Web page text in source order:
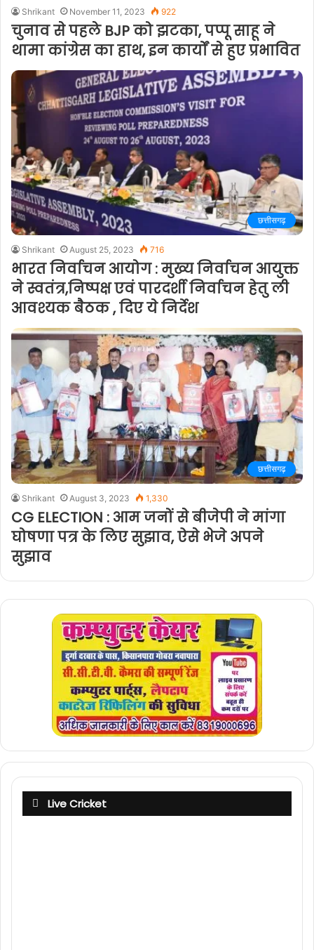
Shrikant November 11, 2023 922
चुनाव से पहले BJP को झटका, पप्पू साहू ने
थामा कांग्रेस का हाथ, इन कार्यों से हुए प्रभावित
छत्तीसगढ़
Shrikant August 25, 2023 716
भारत निर्वाचन आयोग : मुख्य निर्वाचन आयुक्त
ने स्वतंत्र,निष्पक्ष एवं पारदर्शी निर्वाचन हेतु ली
आवश्यक बैठक , दिए ये निर्देश
छत्तीसगढ़
Shrikant August 3, 2023 1,330
CG ELECTION : आम जनों से बीजेपी ने मांगा
घोषणा पत्र के लिए सुझाव, ऐसे भेजे अपने
सुझाव
Live Cricket